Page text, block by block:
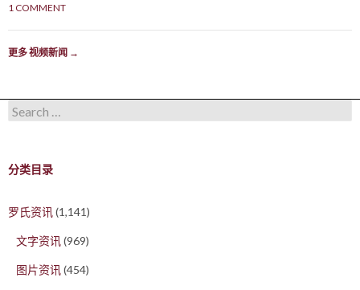
1 COMMENT
更多 视频新闻 →
Search for:
分类目录
罗氏资讯(1,141)
文字资讯(969)
图片资讯(454)